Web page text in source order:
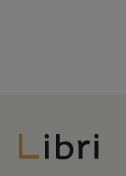
Libri